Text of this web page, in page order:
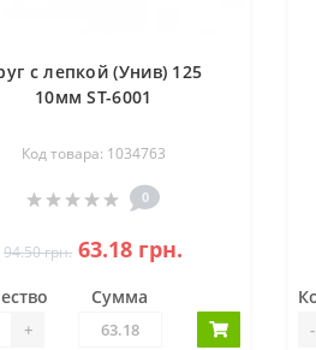
с лепкой (Унив) 125
10мм ST-6001
Код товара: 1034763
0
94.50 грн. 63.18 грн.
+
Сумма
-